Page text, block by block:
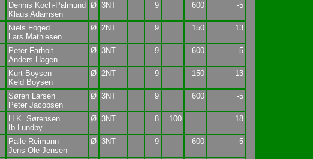
Dennis Koch-Palmund
Klaus Adamsen
Ø 3NT 9 600 -5
Niels Foged
Lars Mathiesen
Ø 2NT 9 150 13
Peter Farholt
Anders Hagen
Ø 3NT 9 600 -5
Kurt Boysen
Keld Boysen
Ø 2NT 9 150 13
Søren Larsen
Peter Jacobsen
Ø 3NT 9 600 -5
H.K. Sørensen
Ib Lundby
Ø 3NT 8 100 18
Palle Reimann
Jens Ole Jensen
Ø 3NT 9 600 -5